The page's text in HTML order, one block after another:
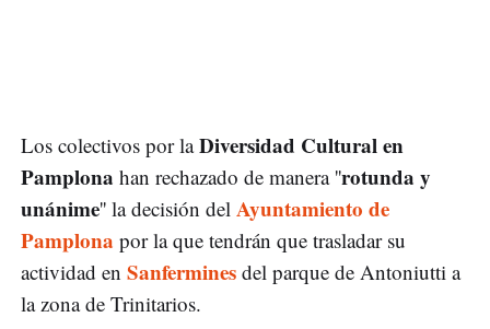
Los colectivos por laDiversidad Cultural en
Pamplona han rechazado de manera ''rotunda y
unánime'' la decisión del Ayuntamiento de
Pamplona por la que tendrán que trasladar su
actividad en Sanfermines del parque de Antoniutti a
la zona de Trinitarios.